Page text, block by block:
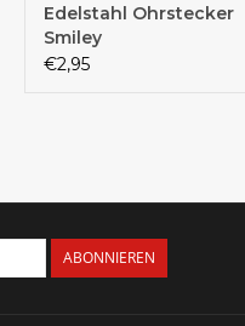
Edelstahl Ohrstecker
Smiley
€2,95
ABONNIEREN